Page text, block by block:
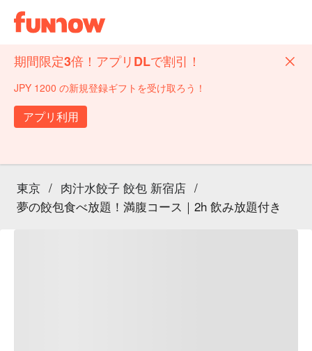
期間限定3倍！アプリDLで割引！
JPY 1200 の新規登録ギフトを受け取ろう！
アプリ利用
東京 / 肉汁水餃子 餃包 新宿店 /
夢の餃包食べ放題！満腹コース｜2h 飲み放題付き